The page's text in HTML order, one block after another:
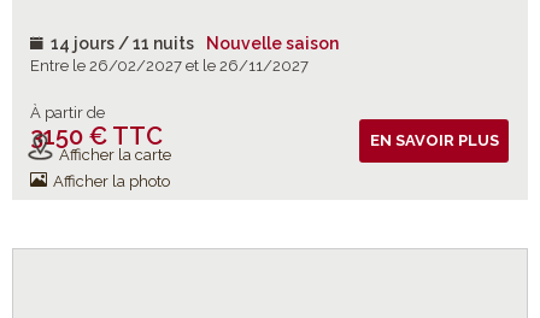
14 jours / 11 nuits Nouvelle saison
Entre le 26/02/2027 et le 26/11/2027
À partir de
3150 € TTC
Vols inclus
Afficher la carte
Afficher la photo
EN SAVOIR PLUS